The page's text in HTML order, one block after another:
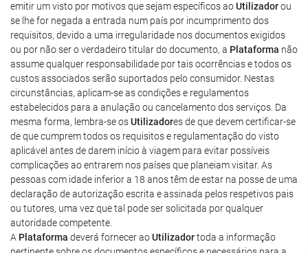
emitir um visto por motivos que sejam específicos aoUtilizadorou
se lhe for negada a entrada num país por incumprimento dos
requisitos, devido a uma irregularidade nos documentos exigidos
ou por não ser o verdadeiro titular do documento, a Plataforma não
assume qualquer responsabilidade por tais ocorrências e todos os
custos associados serão suportados pelo consumidor. Nestas
circunstâncias, aplicam-se as condições e regulamentos
estabelecidos para a anulação ou cancelamento dos serviços. Da
mesma forma, lembra-se osUtilizadores de que devem certificar-se
de que cumprem todos os requisitos e regulamentação do visto
aplicável antes de darem início à viagem para evitar possíveis
complicações ao entrarem nos países que planeiam visitar. As
pessoas com idade inferior a 18 anos têm de estar na posse de uma
declaração de autorização escrita e assinada pelos respetivos pais
ou tutores, uma vez que tal pode ser solicitada por qualquer
autoridade competente.
A Plataforma deverá fornecer aoUtilizadortoda a informação